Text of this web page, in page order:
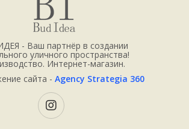
- Ваш партнёр в создании
уличного пространства!
Интернет-магазин.
сайта - Agency Strategia 360